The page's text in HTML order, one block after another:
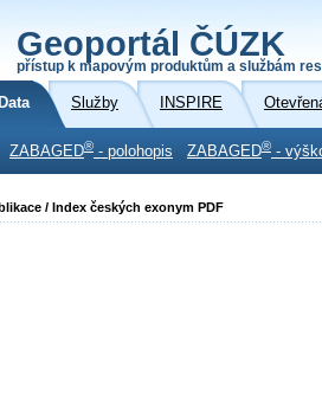
Geoportál ČÚZK
přístup k mapovým produktům a službám
Data Služby INSPIRE
ZABAGED® - polohopis ZABAGED® -
/ Index českých exonym PDF